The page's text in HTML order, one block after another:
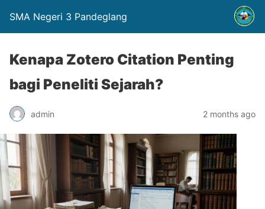
SMA Negeri 3 Pandeglang
Kenapa Zotero Citation Penting
bagi Peneliti Sejarah?
admin 2 months ago